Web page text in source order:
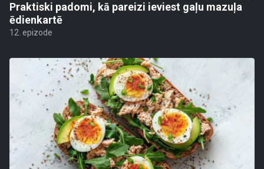
Praktiski padomi, kā pareizi ieviest gaļu mazuļa
ēdienkartē
12. epizode